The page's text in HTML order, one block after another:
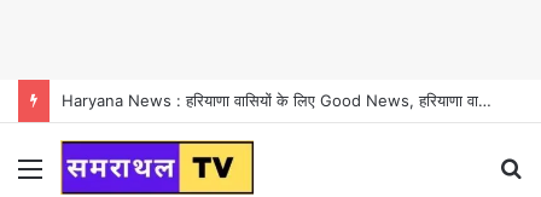
Haryana News : हरियाणा वासियों के लिए Good News, हरियाणा वासियों का गुरुग्राम में अपना घर लेने का सपना होगा साकार
Menu